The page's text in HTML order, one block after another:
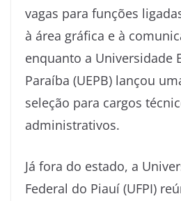
vagas para funções
à área gráfica e à
enquanto a Universidade
Paraíba (UEPB) lançou
seleção para cargos
administrativos.
Já fora do estado, a
Federal do Piauí (UFPI)